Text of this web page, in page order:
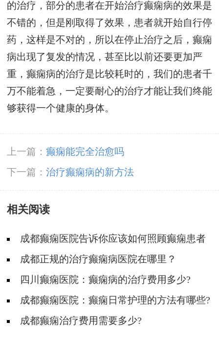
的治疗，部分的患者在开始治疗癫痫病的效果是
不错的，但是刚取得了效果，患者就开始自行停
药，这样是不对的，所以在停止治疗之后，癫痫
病出现了复发的情况，甚至比以前还要更加严
重，癫痫病的治疗是比较耗时的，我们的患者千
万不能着急，一定要耐心的治疗才能让我们终能
够获得一个健康的身体。
上一篇： 癫痫能完全治愈吗
下一篇： 治疗癫痫病的新方法
相关阅读
成都癫痫医院告诉你应该如何照顾癫痫患者
成都正规的治疗癫痫病医院在哪里？
四川癫痫医院：癫痫病的治疗费用多少?
成都癫痫医院：癫痫日常护理的方法有哪些?
成都癫痫治疗费用需要多少?